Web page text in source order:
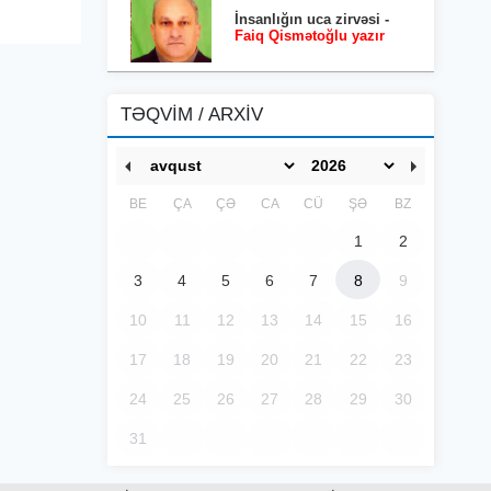
İnsanlığın uca zirvəsi -
Faiq Qismətoğlu yazır
TƏQVİM / ARXİV
BE ÇA ÇƏ CA CÜ ŞƏ BZ
1 2
3 4 5 6 7 8 9
10 11 12 13 14 15 16
17 18 19 20 21 22 23
24 25 26 27 28 29 30
31